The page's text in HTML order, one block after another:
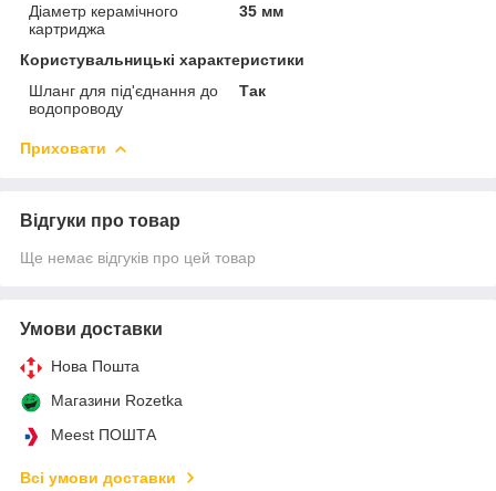
Діаметр керамічного
картриджа
35 мм
Користувальницькі характеристики
Шланг для під'єднання до
водопроводу
Так
Приховати
Відгуки про товар
Ще немає відгуків про цей товар
Умови доставки
Нова Пошта
Магазини Rozetka
Meest ПОШТА
Всі умови доставки